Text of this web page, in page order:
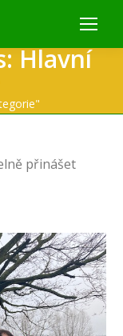
Hlavní
přinášet